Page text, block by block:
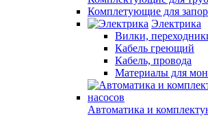
Комплетующие для
Электрика
Вилки,
Кабель греющий
Кабель, провода
Материалы для
Автоматика и